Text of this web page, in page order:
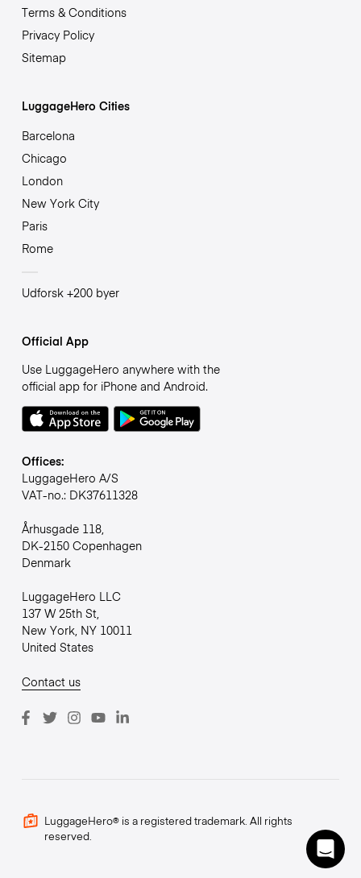
Terms & Conditions
Privacy Policy
Sitemap
LuggageHero Cities
Barcelona
Chicago
London
New York City
Paris
Rome
Udforsk +200 byer
Official App
Use LuggageHero anywhere with the
official app for iPhone and Android.
Offices:
LuggageHero A/S
VAT-no.: DK37611328
Århusgade 118,
DK-2150 Copenhagen
Denmark
LuggageHero LLC
137 W 25th St,
New York, NY 10011
United States
Contact us
LuggageHero® is a registered trademark. All rights
reserved.